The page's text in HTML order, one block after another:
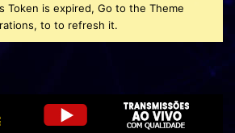
Token is expired, Go to the Theme
to to refresh it.